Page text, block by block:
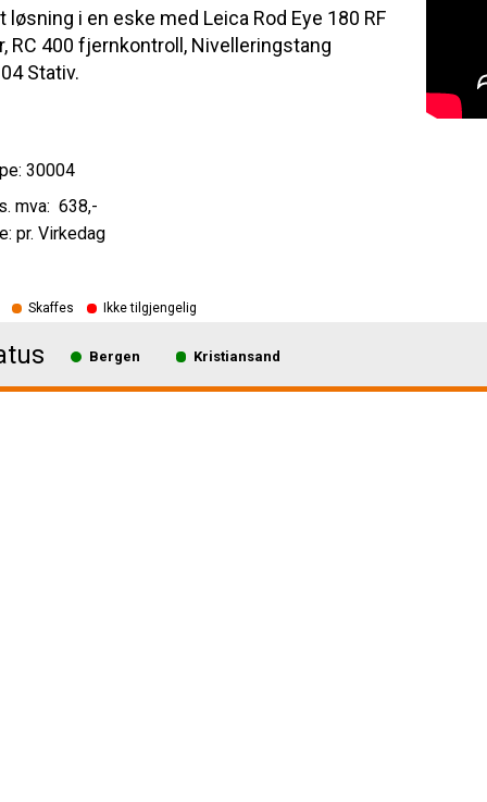
løsning i en eske med Leica Rod Eye 180 RF
RC 400 fjernkontroll, Nivelleringstang
Stativ.
30004
638,-
pr. Virkedag
Skaffes Ikke tilgjengelig
Bergen Kristiansand